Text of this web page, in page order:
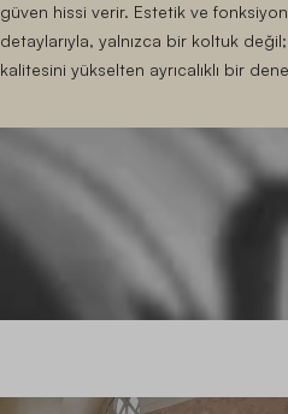
güven hissi verir. Estetik ve
detaylarıyla, yalnızca bir koltuk
kalitesini yükselten ayrıcalıklı bir